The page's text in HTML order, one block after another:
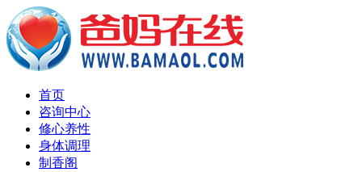
首页
咨询中心
修心养性
身体调理
制香阁